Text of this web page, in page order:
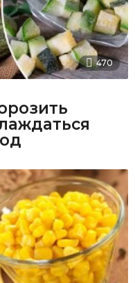
470